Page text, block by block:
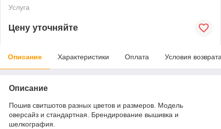
Услуга
Цену уточняйте
Описание Характеристики Оплата Условия
Описание
Пошив свитшотов разных цветов и размеров. Модель
оверсайз и стандартная. Брендирование вышивка и
шелкография.